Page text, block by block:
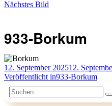
Nächstes Bild
933-Borkum
Veröffentlicht
am
12. September 202512.
Beitragsnavigation
Veröffentlicht in933-Borkum
Suchen
nach: